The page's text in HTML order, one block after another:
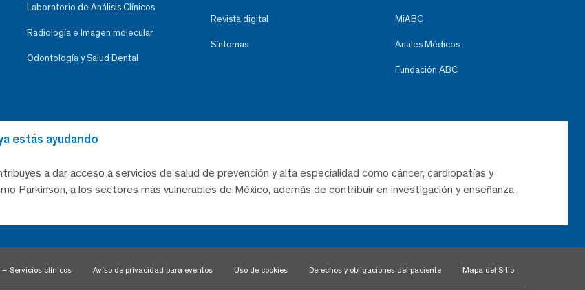
Laboratorio de Análisis Clínicos
Radiología e Imagen molecular
Odontología y Salud Dental
Revista digital
Síntomas
MiABC
Anales Médicos
Fundación ABC
estás ayudando
a dar acceso a servicios de salud de prevención y alta especialidad como cáncer, cardiopatías y
Parkinson, a los sectores más vulnerables de México, además de contribuir en investigación y enseñanza.
Servicios clínicos Aviso de privacidad para eventos Uso de cookies Derechos y obligaciones del paciente Mapa del Sitio